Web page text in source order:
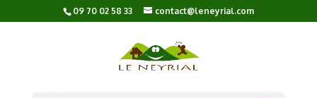
09 70 02 58 33 contact@leneyrial.com